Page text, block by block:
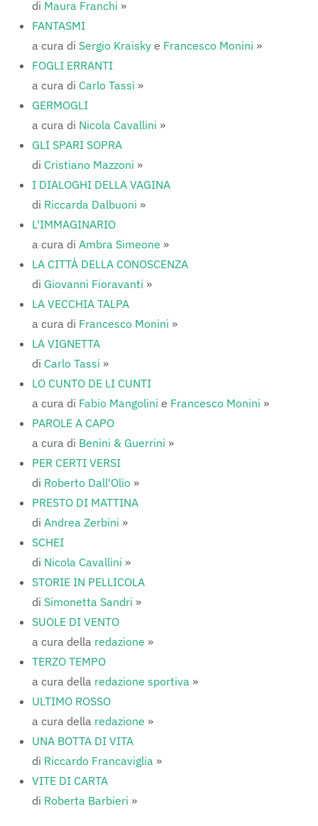
di Maura Franchi »
FANTASMI
a cura di Sergio Kraisky e Francesco Monini »
FOGLI ERRANTI
a cura di Carlo Tassi »
GERMOGLI
a cura di Nicola Cavallini »
GLI SPARI SOPRA
di Cristiano Mazzoni »
I DIALOGHI DELLA VAGINA
di Riccarda Dalbuoni »
L'IMMAGINARIO
a cura di Ambra Simeone »
LA CITTÀ DELLA CONOSCENZA
di Giovanni Fioravanti »
LA VECCHIA TALPA
a cura di Francesco Monini »
LA VIGNETTA
di Carlo Tassi »
LO CUNTO DE LI CUNTI
a cura di Fabio Mangolini e Francesco Monini »
PAROLE A CAPO
a cura di Benini & Guerrini »
PER CERTI VERSI
di Roberto Dall'Olio »
PRESTO DI MATTINA
di Andrea Zerbini »
SCHEI
di Nicola Cavallini »
STORIE IN PELLICOLA
di Simonetta Sandri »
SUOLE DI VENTO
a cura della redazione »
TERZO TEMPO
a cura della redazione sportiva »
ULTIMO ROSSO
a cura della redazione »
UNA BOTTA DI VITA
di Riccardo Francaviglia »
VITE DI CARTA
di Roberta Barbieri »